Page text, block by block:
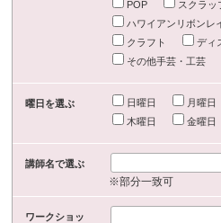
POP
スクラッ
ハワイアンリボンレ
クラフト
ディ
その他手芸・工芸
曜日を選ぶ 日曜日 月曜日
木曜日
金曜日
講師名で選ぶ
※部分一致可
ワークショッ